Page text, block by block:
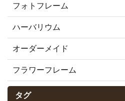
フォトフレーム
ハーバリウム
オーダーメイド
フラワーフレーム
タグ